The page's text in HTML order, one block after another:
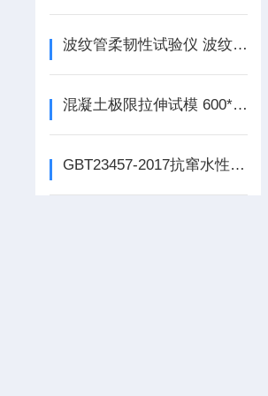
波纹管柔韧性试验仪 波纹管柔韧性试验装置如何使用
混凝土极限拉伸试模 600*196*100mm产品介绍
GBT23457-2017抗窜水性试验仪如何使用